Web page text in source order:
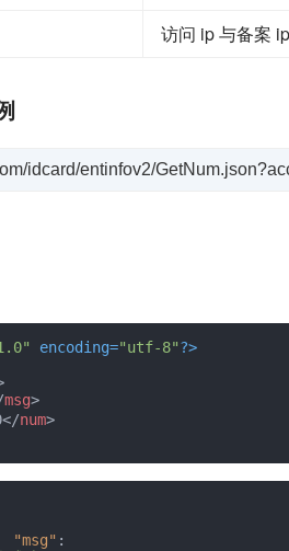
访问 ip 与备案
idcard/entinfov2/
encoding="utf-8"?>
msg>
</num>
"msg" :